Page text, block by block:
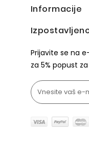
Informacije
Prijavite se na
za 5% popust